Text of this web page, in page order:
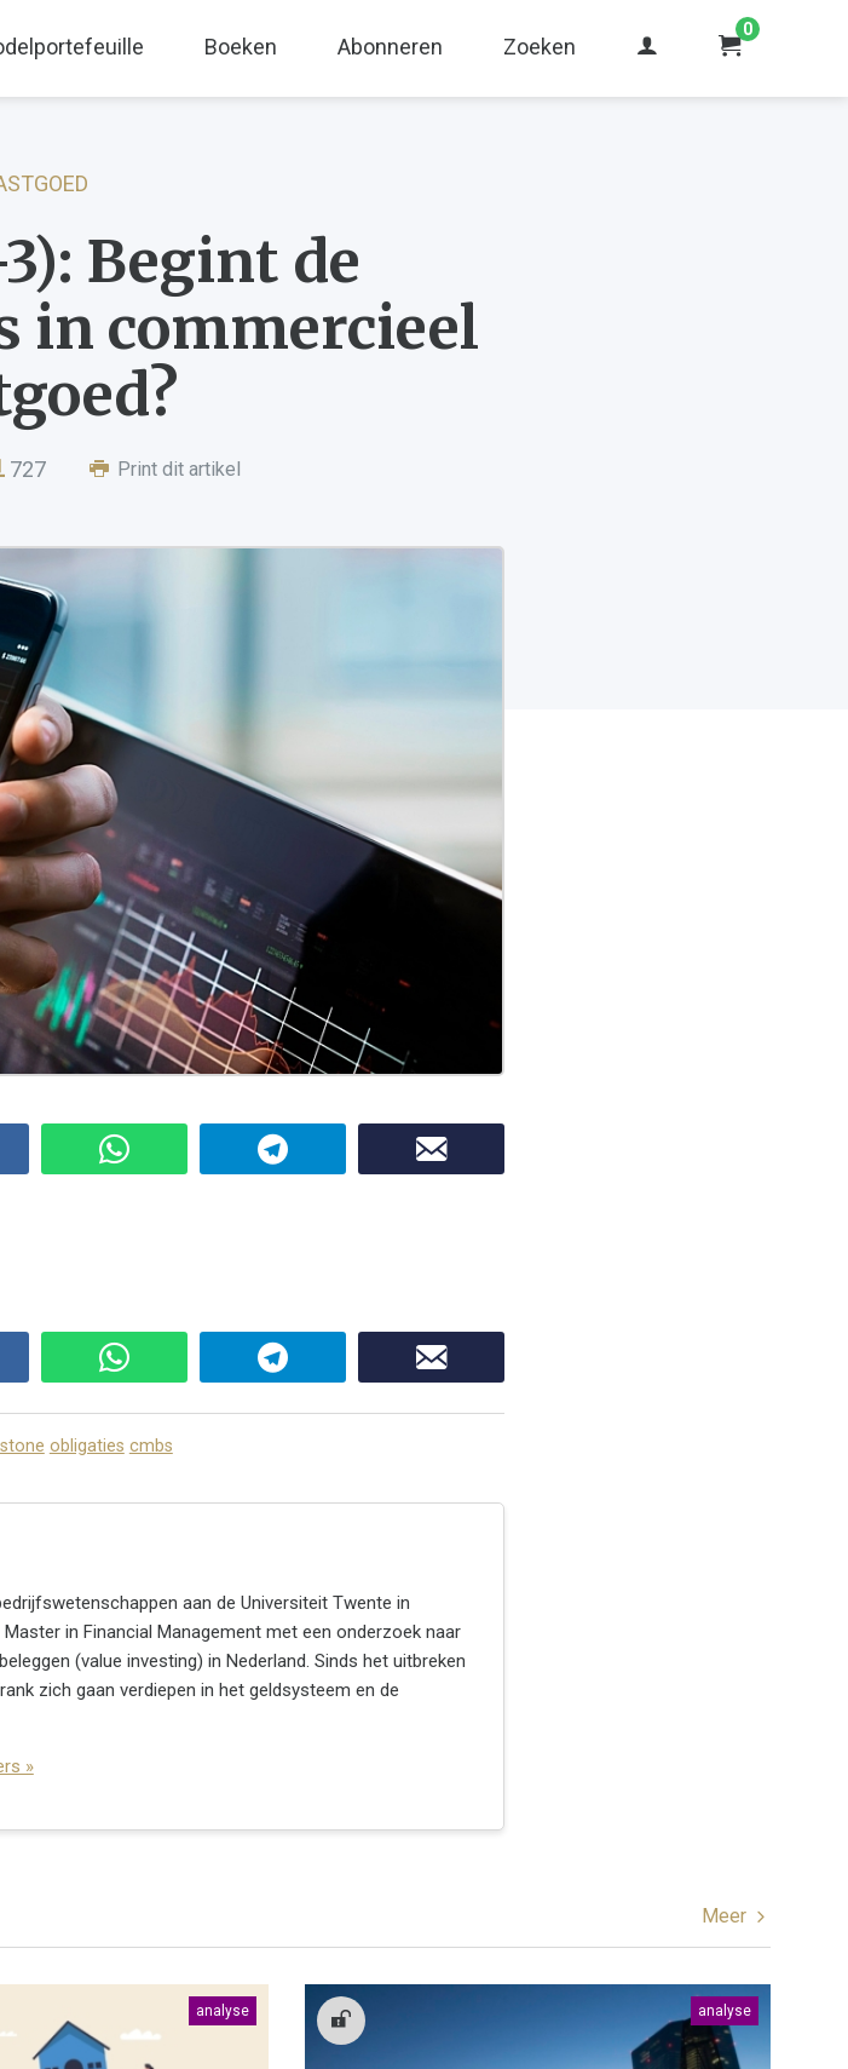
Boeken Abonneren Zoeken
0
Begint de
in commercieel
727 Print dit artikel
obligaties cmbs
aan de Universiteit Twente in
in Financial Management met een onderzoek naar
(value investing) in Nederland. Sinds het uitbreken
zich gaan verdiepen in het geldsysteem en de
»
Meer
analyse analyse